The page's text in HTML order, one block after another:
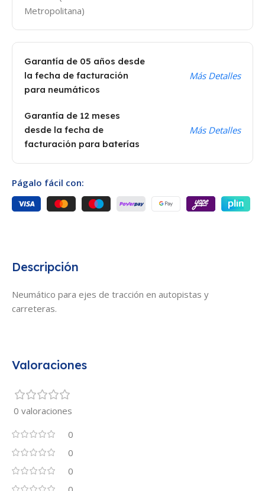
Descripción
Neumático para ejes de tracción en autopistas y
carreteras.
Metropolitana)
Garantía de 05 años desde
la fecha de facturación
para neumáticos
Más Detalles
Garantía de 12 meses
desde la fecha de
facturación para baterías
Más Detalles
Págalo fácil con:
Valoraciones
0 valoraciones
0
0
0